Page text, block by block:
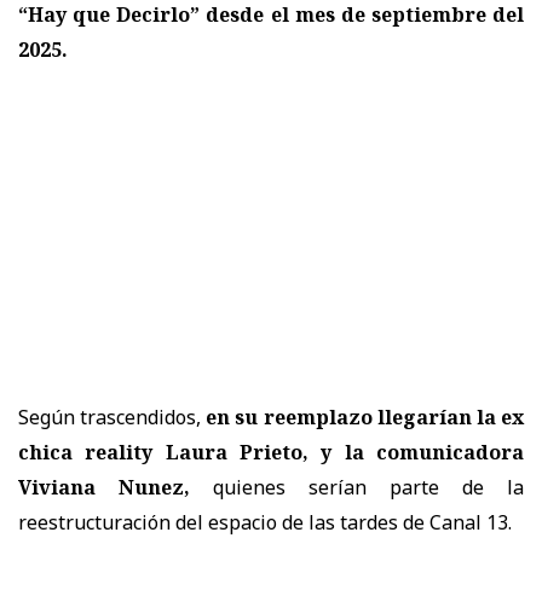
“Hay que Decirlo” desde el mes de septiembre del
2025.
Según trascendidos, en su reemplazo llegarían la ex
chica reality Laura Prieto, y la comunicadora
Viviana Nunez, quienes serían parte de la
reestructuración del espacio de las tardes de Canal 13.